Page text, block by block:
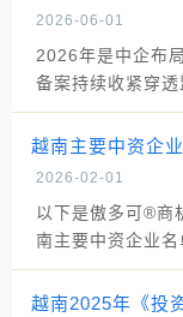
2026-06-01
2026年是中企布
备案持续收紧穿
越南主要中资企
2026-02-01
以下是傲多可®商
南主要中资企业
越南2025年《投